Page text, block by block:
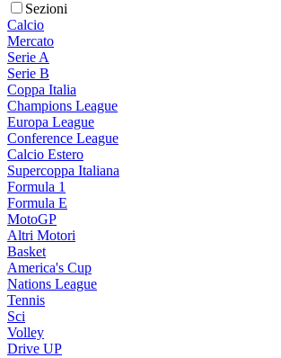
Sezioni
Calcio
Mercato
Serie A
Serie B
Coppa Italia
Champions League
Europa League
Conference League
Calcio Estero
Supercoppa Italiana
Formula 1
Formula E
MotoGP
Altri Motori
Basket
America's Cup
Nations League
Tennis
Sci
Volley
Drive UP